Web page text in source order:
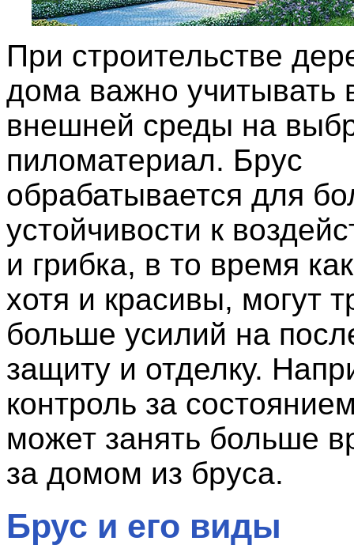
При строительстве
дома важно учитывать
внешней среды на
пиломатериал. Брус
обрабатывается для
устойчивости к
и грибка, в то время
хотя и красивы, могут
больше усилий на
защиту и отделку.
контроль за
может занять больше
за домом из бруса.
Брус и его виды